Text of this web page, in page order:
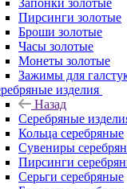
Запонки золотые
Пирсинги золотые
Броши золотые
Часы золотые
Монеты золотые
Зажимы для
изделия
Назад
Серебряные
Кольца серебряные
Сувениры
Пирсинги
Серьги серебряные